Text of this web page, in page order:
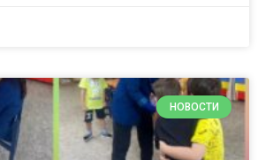
НОВОСТИ